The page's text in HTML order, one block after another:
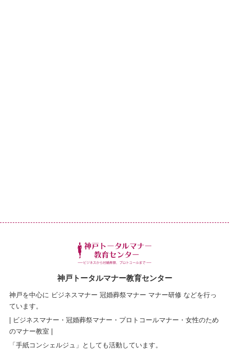
神戸トータルマナー教育センター
神戸を中心に ビジネスマナー 冠婚葬祭マナー マナー研修 などを行っ
ています。
| ビジネスマナー・冠婚葬祭マナー・プロトコールマナー・女性のため
のマナー教室 |
「手紙コンシェルジュ」としても活動しています。